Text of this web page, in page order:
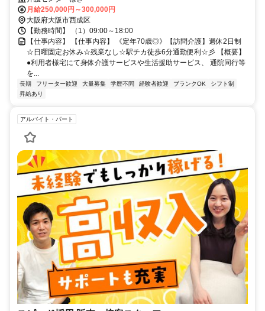
月給250,000円～300,000円
大阪府大阪市西成区
【勤務時間】 （1）09:00～18:00
【仕事内容】 【仕事内容】 《定年70歳◎》【訪問介護】週休2日制
☆日曜固定お休み☆残業なし☆駅チカ徒歩6分通勤便利☆彡 【概要】
●利用者様宅にて身体介護サービスや生活援助サービス、 通院同行等
を...
長期 フリーター歓迎 大量募集 学歴不問 経験者歓迎 ブランクOK
シフト制
昇給あり
アルバイト・パート